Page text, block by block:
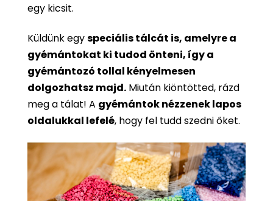
egy kicsit.
Küldünk egyspeciális tálcát is, amelyre a
gyémántokat ki tudod önteni, így a
gyémántozó tollal kényelmesen
dolgozhatsz majd. Miután kiöntötted, rázd
meg a tálat! A gyémántok nézzenek lapos
oldalukkal lefelé, hogy fel tudd szedni őket.